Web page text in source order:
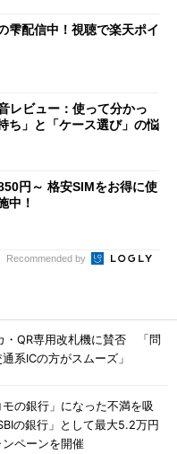
雫配信中！視聴で楽天ポイ
レビュー：使って分かっ
ち」と「ケース選び」の悩
円～ 格安SIMをお得に使
中！
Recommended by
・QR専用改札機に賛否 「問
系ICの方がスムーズ」
の銀行」になった不満を吸
の銀行」として最大5.2万円
ペーンを開催